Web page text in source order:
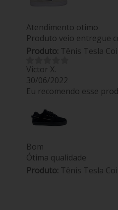
Atendimento otimo
Produto veio entregue
Produto: Tênis Tesla
Victor X.
30/06/2022
Eu recomendo esse
Bom
Ótima qualidade
Produto: Tênis Tesla